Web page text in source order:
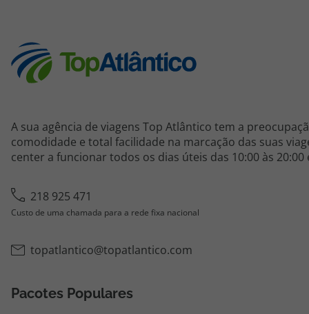
A sua agência de viagens Top Atlântico tem a
comodidade e total facilidade na marcação das suas
center a funcionar todos os dias úteis das 10:00 às 20:00
218 925 471
Custo de uma chamada para a rede fixa nacional
topatlantico@topatlantico.com
Pacotes Populares